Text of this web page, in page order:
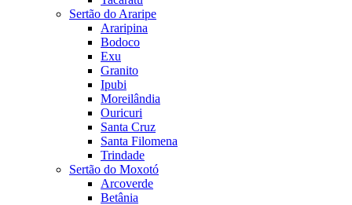
Sertão do Araripe
Araripina
Bodoco
Exu
Granito
Ipubi
Moreilândia
Ouricuri
Santa Cruz
Santa Filomena
Trindade
Sertão do Moxotó
Arcoverde
Betânia